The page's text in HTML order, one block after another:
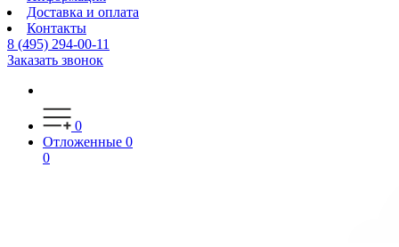
Доставка и оплата
Контакты
8 (495) 294-00-11
Заказать звонок
0
Отложенные 0
0